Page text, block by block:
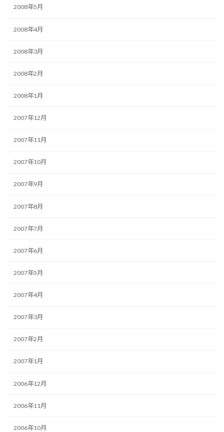
2008年5月
2008年4月
2008年3月
2008年2月
2008年1月
2007年12月
2007年11月
2007年10月
2007年9月
2007年8月
2007年7月
2007年6月
2007年5月
2007年4月
2007年3月
2007年2月
2007年1月
2006年12月
2006年11月
2006年10月